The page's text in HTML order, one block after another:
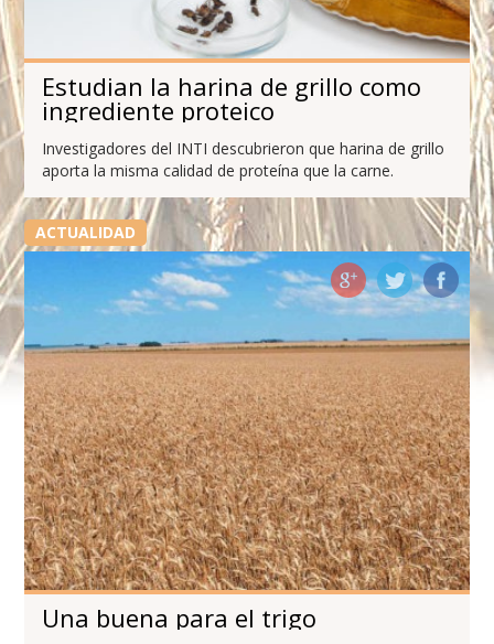
Estudian la harina de grillo como
ingrediente proteico
Investigadores del INTI descubrieron que harina de grillo
aporta la misma calidad de proteína que la carne.
ACTUALIDAD
Una buena para el trigo